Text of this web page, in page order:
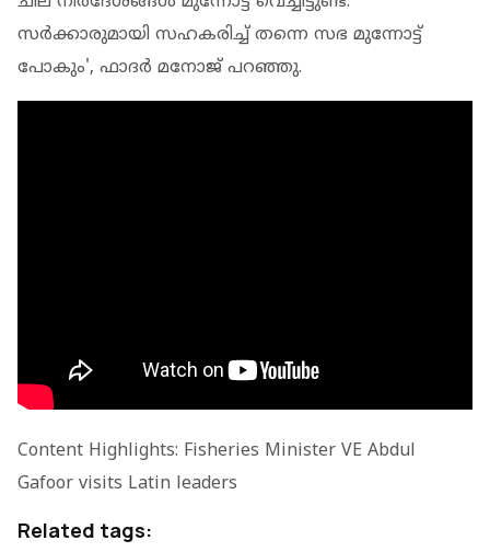
സര്‍ക്കാരുമായി സഹകരിച്ച് തന്നെ സഭ മുന്നോട്ട്
പോകും', ഫാദര്‍ മനോജ് പറഞ്ഞു.
Content Highlights: Fisheries Minister VE Abdul
Gafoor visits Latin leaders
Related tags: